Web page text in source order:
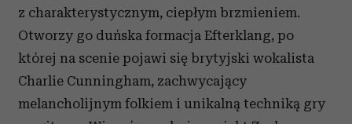
z charakterystycznym, ciepłym brzmieniem.
Otworzy go duńska formacja Efterklang, po
której na scenie pojawi się brytyjski wokalista
Charlie Cunningham, zachwycający
melancholijnym folkiem i unikalną techniką gry